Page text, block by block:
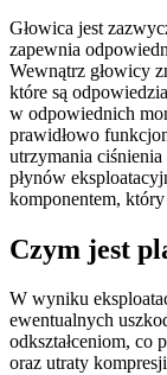
Głowica jest
zapewnia
Wewnątrz głowicy
które są
w odpowiednich
prawidłowo
utrzymania
płynów
komponentem,
Czym jest
W wyniku
ewentualnych
odkształceniom, co
oraz utraty